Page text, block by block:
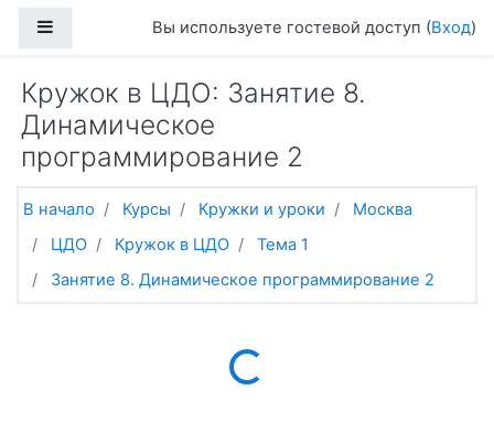
Боковая панельВы используете гостевой доступ (Вход)
Кружок в ЦДО: Занятие 8.
Динамическое
программирование 2
В начало Курсы Кружки и уроки
Москва
ЦДО
Кружок в ЦДО
Тема 1
Занятие 8. Динамическое программирование 2
Loading...